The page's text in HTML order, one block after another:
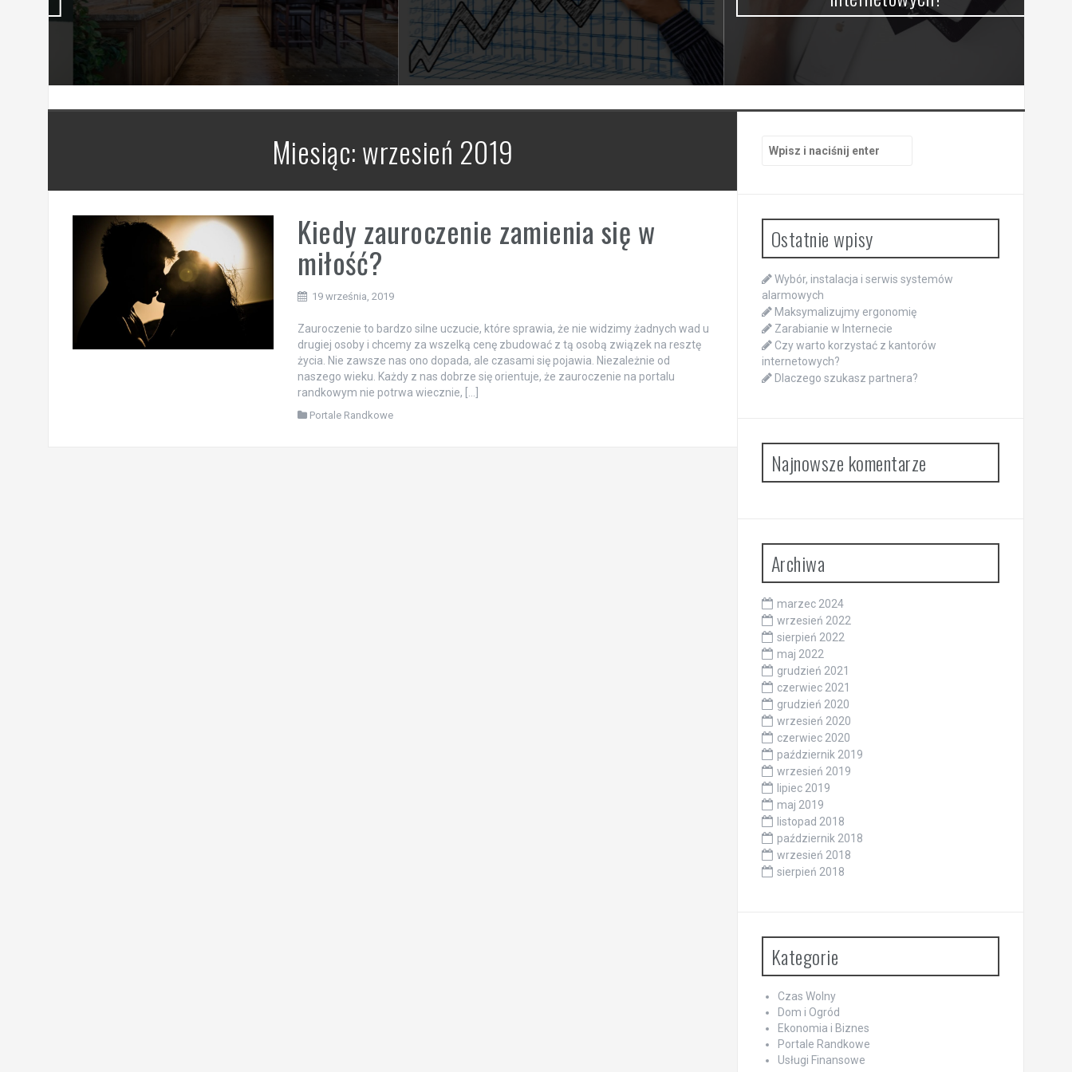
Miesiąc:wrzesień 2019
Kiedy zauroczenie zamienia się w
miłość?
19 września, 2019
Zauroczenie to bardzo silne uczucie, które sprawia, że nie widzimy żadnych wad u
drugiej osoby i chcemy za wszelką cenę zbudować z tą osobą związek na resztę
życia. Nie zawsze nas ono dopada, ale czasami się pojawia. Niezależnie od
naszego wieku. Każdy z nas dobrze się orientuje, że zauroczenie na portalu
randkowym nie potrwa wiecznie, […]
Portale Randkowe
Ostatnie wpisy
Wybór, instalacja i serwis systemów
alarmowych
Maksymalizujmy ergonomię
Zarabianie w Internecie
Czy warto korzystać z kantorów
internetowych?
Dlaczego szukasz partnera?
Najnowsze komentarze
Archiwa
marzec 2024
wrzesień 2022
sierpień 2022
maj 2022
grudzień 2021
czerwiec 2021
grudzień 2020
wrzesień 2020
czerwiec 2020
październik 2019
wrzesień 2019
lipiec 2019
maj 2019
listopad 2018
październik 2018
wrzesień 2018
sierpień 2018
Kategorie
Czas Wolny
Dom i Ogród
Ekonomia i Biznes
Portale Randkowe
Usługi Finansowe